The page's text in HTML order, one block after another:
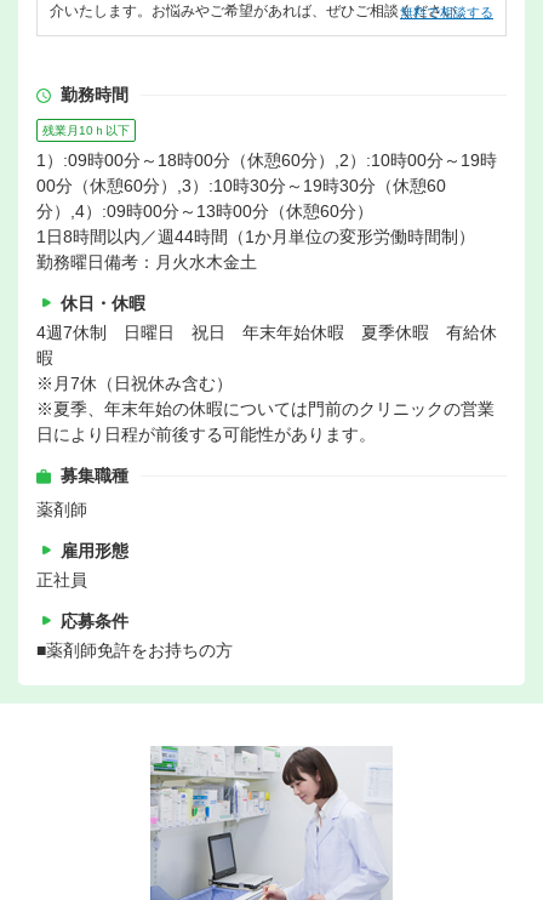
介いたします。お悩みやご希望があれば、ぜひご相談ください。
無料で相談する
勤務時間
残業月10ｈ以下
1）:09時00分～18時00分（休憩60分）,2）:10時00分～19時
00分（休憩60分）,3）:10時30分～19時30分（休憩60
分）,4）:09時00分～13時00分（休憩60分）
1日8時間以内／週44時間（1か月単位の変形労働時間制）
勤務曜日備考：月火水木金土
休日・休暇
4週7休制 日曜日 祝日 年末年始休暇 夏季休暇 有給休
暇
※月7休（日祝休み含む）
※夏季、年末年始の休暇については門前のクリニックの営業
日により日程が前後する可能性があります。
募集職種
薬剤師
雇用形態
正社員
応募条件
■薬剤師免許をお持ちの方